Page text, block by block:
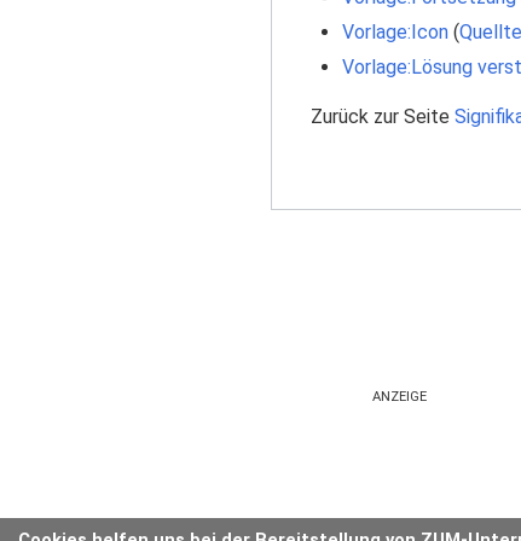
Vorlage:Icon(
Vorlage:Lösung
Zurück zur Seite
ANZEIGE